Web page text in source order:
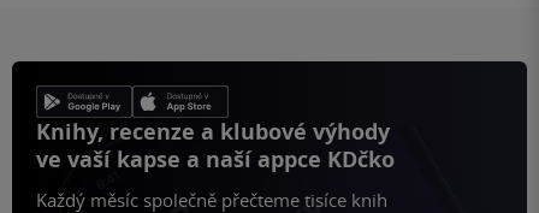
Knihy, recenze a klubové výhody
ve vaší kapse a naší appce KDčko
Každý měsíc společně přečteme tisíce knih